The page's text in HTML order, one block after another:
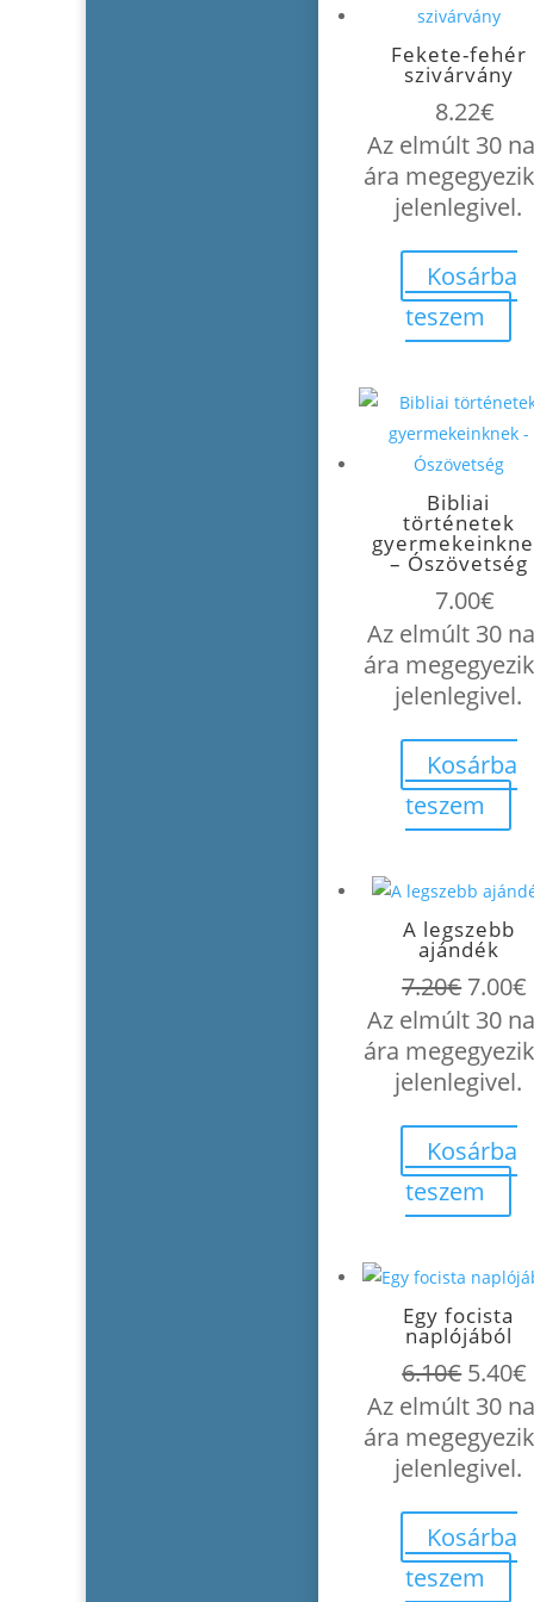
Fekete-fehér
szivárvány
8.22€
Az elmúlt 30
ára
jelenlegivel.
Kosárba
teszem
Bibliai
történetek
– Ószövetség
7.00€
Az elmúlt 30
ára
jelenlegivel.
Kosárba
teszem
A legszebb
ajándék
7.20€
price
was:
7.20€.
7.00€
Az elmúlt 30
ára
jelenlegivel.
Kosárba
teszem
Egy focista
naplójából
6.10€
price
was:
6.10€.
5.40€
Az elmúlt 30
ára
jelenlegivel.
Kosárba
teszem